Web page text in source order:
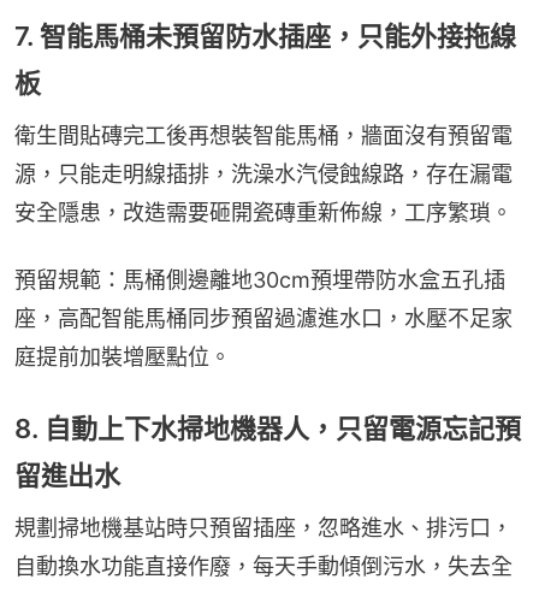
7. 智能馬桶未預留防水插座，只能外接拖線
板
衛生間貼磚完工後再想裝智能馬桶，牆面沒有預留電
源，只能走明線插排，洗澡水汽侵蝕線路，存在漏電
安全隱患，改造需要砸開瓷磚重新佈線，工序繁瑣。
預留規範：馬桶側邊離地30cm預埋帶防水盒五孔插
座，高配智能馬桶同步預留過濾進水口，水壓不足家
庭提前加裝增壓點位。
8. 自動上下水掃地機器人，只留電源忘記預
留進出水
規劃掃地機基站時只預留插座，忽略進水、排污口，
自動換水功能直接作廢，每天手動傾倒污水，失去全